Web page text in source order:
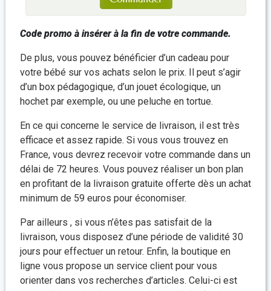
Code promo à insérer à la fin de votre commande.
De plus, vous pouvez bénéficier d’un cadeau pour
votre bébé sur vos achats selon le prix. Il peut s’agir
d’un box pédagogique, d’un jouet écologique, un
hochet par exemple, ou une peluche en tortue.
En ce qui concerne le service de livraison, il est très
efficace et assez rapide. Si vous vous trouvez en
France, vous devrez recevoir votre commande dans un
délai de 72 heures. Vous pouvez réaliser un bon plan
en profitant de la livraison gratuite offerte dès un achat
minimum de 59 euros pour économiser.
Par ailleurs , si vous n’êtes pas satisfait de la
livraison, vous disposez d’une période de validité 30
jours pour effectuer un retour. Enfin, la boutique en
ligne vous propose un service client pour vous
orienter dans vos recherches d’articles. Celui-ci est